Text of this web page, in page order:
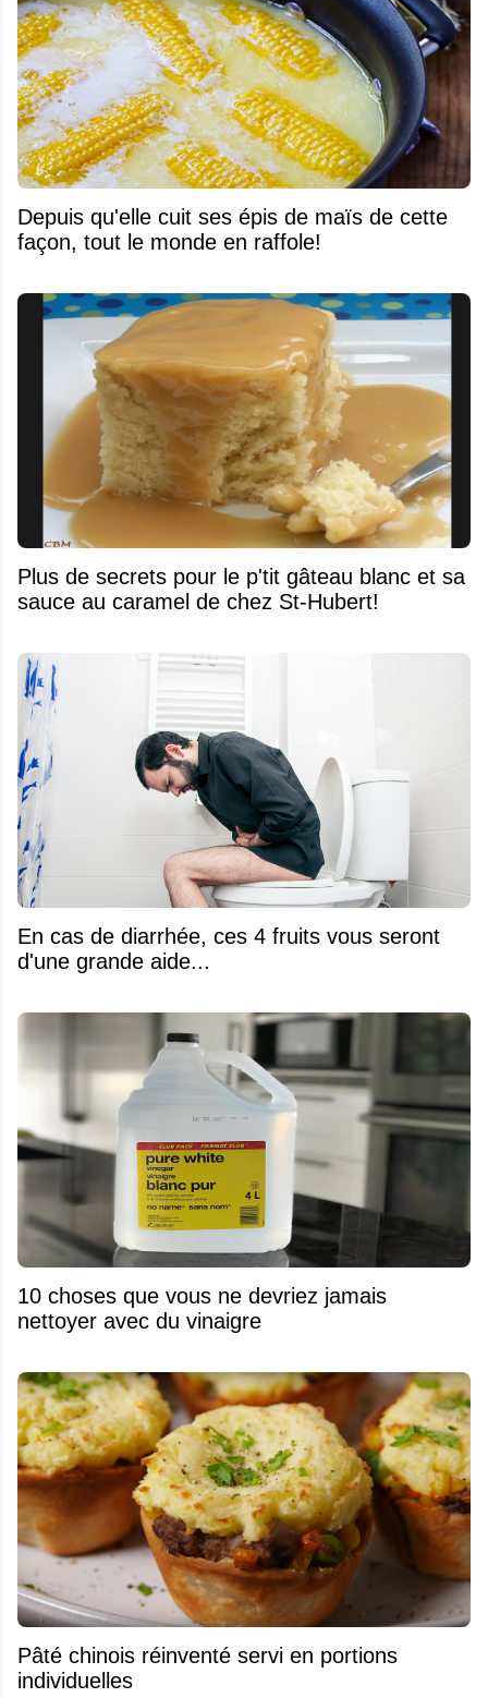
Depuis qu'elle cuit ses épis de maïs de cette
façon, tout le monde en raffole!
Plus de secrets pour le p'tit gâteau blanc et sa
sauce au caramel de chez St-Hubert!
En cas de diarrhée, ces 4 fruits vous seront
d'une grande aide...
10 choses que vous ne devriez jamais
nettoyer avec du vinaigre
Pâté chinois réinventé servi en portions
individuelles